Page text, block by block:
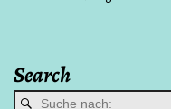
Search